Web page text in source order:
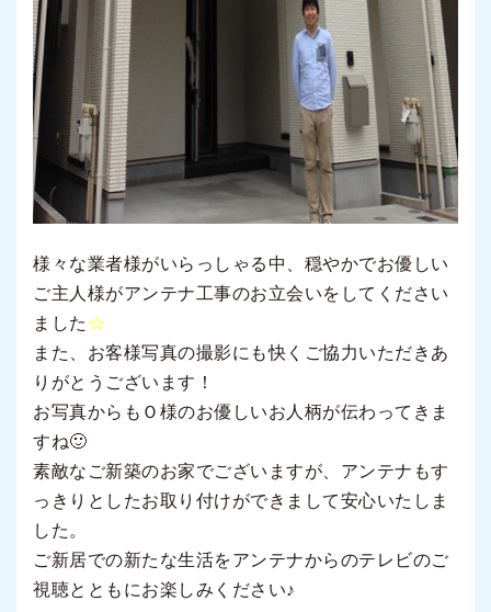
様々な業者様がいらっしゃる中、穏やかでお優しい
ご主人様がアンテナ工事のお立会いをしてください
ました ☆
また、お客様写真の撮影にも快くご協力いただきあ
りがとうございます！
お写真からもＯ様のお優しいお人柄が伝わってきま
すね🙂
素敵なご新築のお家でございますが、アンテナもす
っきりとしたお取り付けができまして安心いたしま
した。
ご新居での新たな生活をアンテナからのテレビのご
視聴とともにお楽しみください♪